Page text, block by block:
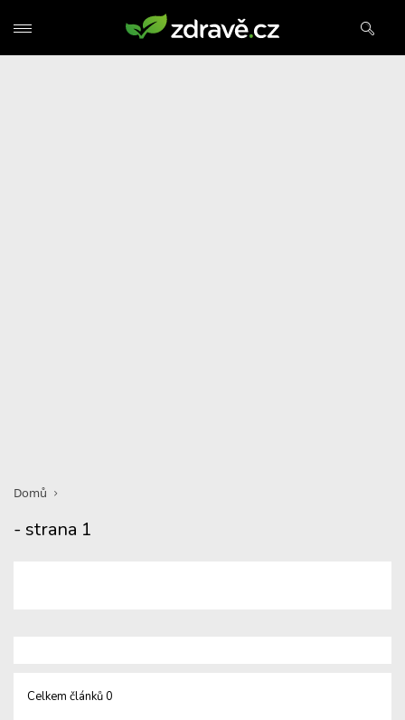
Domů
- strana 1
Celkem článků 0